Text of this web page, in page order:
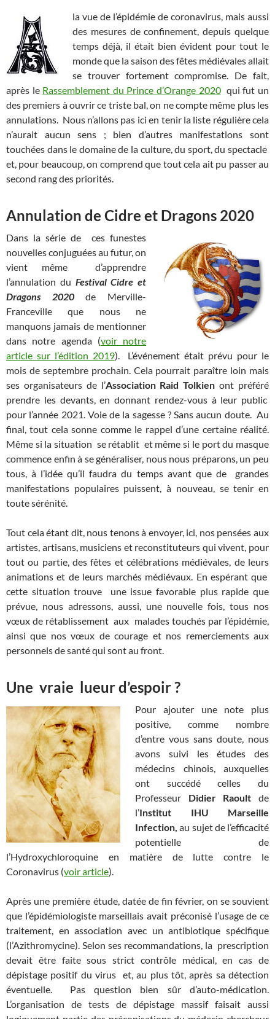
la vue de l’épidémie de coronavirus, mais aussi
des mesures de confinement, depuis quelque
temps déjà, il était bien évident pour tout le
monde que la saison des fêtes médiévales allait
se trouver fortement compromise. De fait,
après le Rassemblement du Prince d’Orange 2020qui fut un
des premiers à ouvrir ce triste bal, on ne compte même plus les
annulations. Nous n’allons pas ici en tenir la liste régulière cela
n’aurait aucun sens ; bien d’autres manifestations sont
touchées dans le domaine de la culture, du sport, du spectacle
et, pour beaucoup, on comprend que tout cela ait pu passer au
second rang des priorités.
Annulation de Cidre et Dragons 2020
Dans la série de ces funestes
nouvelles conjuguées au futur, on
vient même d’apprendre
l’annulation du Festival Cidre et
Dragons 2020
de Merville-
Franceville que nous ne
manquons jamais de mentionner
dans notre agenda (voir notre
article sur l’édition 2019). L’événement était prévu pour le
mois de septembre prochain. Cela pourrait paraître loin mais
ses organisateurs de l’Association Raid Tolkien ont préféré
prendre les devants, en donnant rendez-vous à leur public
pour l’année 2021. Voie de la sagesse ? Sans aucun doute. Au
final, tout cela sonne comme le rappel d’une certaine réalité.
Même si la situation se rétablit et même si le port du masque
commence enfin à se généraliser, nous nous préparons, un peu
tous, à l’idée qu’il faudra du temps avant que de grandes
manifestations populaires puissent, à nouveau, se tenir en
toute sérénité.
Tout cela étant dit, nous tenons à envoyer, ici, nos pensées aux
artistes, artisans, musiciens et reconstituteurs qui vivent, pour
tout ou partie, des fêtes et célébrations médiévales, de leurs
animations et de leurs marchés médiévaux. En espérant que
cette situation trouve une issue favorable plus rapide que
prévue, nous adressons, aussi, une nouvelle fois, tous nos
vœux de rétablissement aux malades touchés par l’épidémie,
ainsi que nos vœux de courage et nos remerciements aux
personnels de santé qui sont au front.
Une vraie lueur d’espoir ?
Pour ajouter une note plus
positive, comme nombre
d’entre vous sans doute, nous
avons suivi les études des
médecins chinois, auxquelles
ont succédé celles du
Professeur Didier Raoult de
l’Institut IHU Marseille
Infection,au sujetde l’efficacité
potentielle de
l’Hydroxychloroquine en matière de lutte contre le
Coronavirus (voir article).
Après une première étude, datée de fin février, on se souvient
que l’épidémiologiste marseillais avait préconisé l’usage de ce
traitement, en association avec un antibiotique spécifique
(l’Azithromycine). Selon ses recommandations, la prescription
devait être faite sous strict contrôle médical, en cas de
dépistage positif du virus et, au plus tôt, après sa détection
éventuelle. Pas question bien sûr d’auto-médication.
L’organisation de tests de dépistage massif faisait aussi